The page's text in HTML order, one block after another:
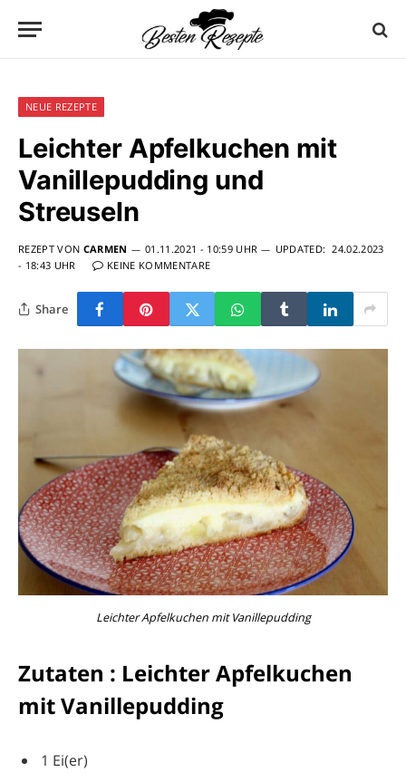
NEUE REZEPTE
Leichter Apfelkuchen mit
Vanillepudding und
Streuseln
REZEPT VON CARMEN 01.11.2021 - 10:59 UHR UPDATED: 24.02.2023
- 18:43 UHR
KEINE KOMMENTARE
Share
Leichter Apfelkuchen mit Vanillepudding
Zutaten : Leichter Apfelkuchen
mit Vanillepudding
1 Ei(er)